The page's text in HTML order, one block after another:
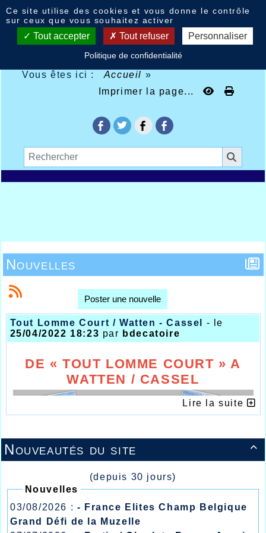
Vous êtes ici : Accueil »
Imprimer la page...

Nouveautés du site
(depuis 30 jours)
Nouvelles
03/08/2026 : - France Elites Champ Belgique
Grand Défi de la Muzelle
Nouvelles
Poster une nouvelle
Tout Lomme Court / Watten - Cassel
- le
25/04/2022 18:23 par bdecatoire
DE « TOUT LOMME COURT » A
WATTEN / CASSEL
Les courses hors stade actuellement en
pleine effervescence de l’entre-saison
hivernale et estivale permettent aux athlètes
Lire la suite
Ce site utilise des cookies et vous donne le contrôle
sur ceux que vous souhaitez activer
Tout accepter Tout refuser Personnaliser
Politique de confidentialité